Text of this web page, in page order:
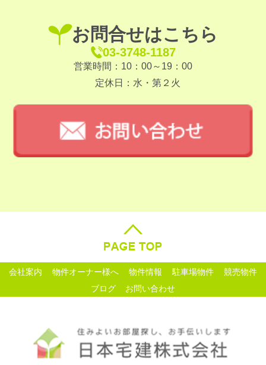
お問合せはこちら
03-3748-1187
営業時間：10：00～19：00
定休日：水・第２火
会社案内 物件オーナー様へ 物件情報 駐車場物件
競売物件
ブログ
お問い合わせ